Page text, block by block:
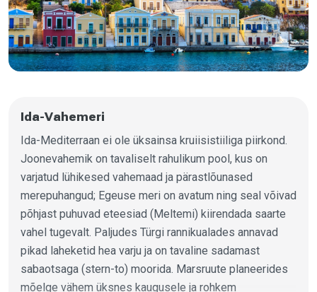
Ida-Vahemeri
Ida-Mediterraan ei ole üksainsa kruiisistiiliga piirkond.
Joonevahemik on tavaliselt rahulikum pool, kus on
varjatud lühikesed vahemaad ja pärastlõunased
merepuhangud; Egeuse meri on avatum ning seal võivad
põhjast puhuvad eteesiad (Meltemi) kiirendada saarte
vahel tugevalt. Paljudes Türgi rannikualades annavad
pikad laheketid hea varju ja on tavaline sadamast
sabaotsaga (stern-to) moorida. Marsruute planeerides
mõelge vähem üksnes kaugusele ja rohkem